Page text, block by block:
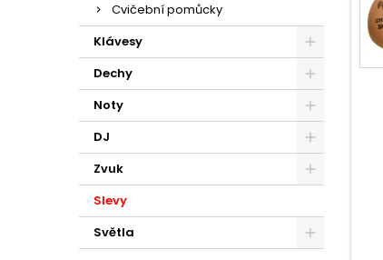
Cvičební pomůcky
Klávesy
Dechy
Noty
DJ
Zvuk
Slevy
Světla